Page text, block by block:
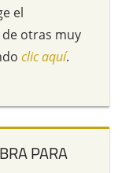
el
otras muy
clic aquí.
PARA